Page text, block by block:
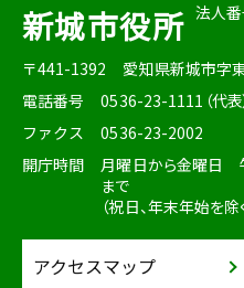
新城市役所 法人
〒441-1392
愛知県新城市字
電話番号
0536-23-1111（代表
ファクス
0536-23-2002
開庁時間
月曜日から金曜日
まで
（祝日、年末年始を除
アクセスマップ